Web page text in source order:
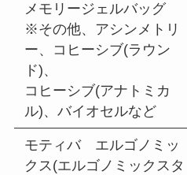
メモリージェルバッグ
※その他、アシンメトリ
ー、コヒーシブ(ラウン
ド)、
コヒーシブ(アナトミカ
ル)、バイオセルなど
モティバ エルゴノミッ
クス(エルゴノミックスタ